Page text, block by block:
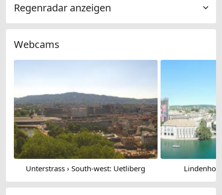
Regenradar anzeigen
Webcams
Unterstrass › South-west: Uetliberg